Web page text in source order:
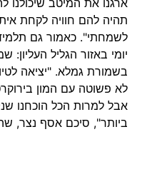
ארגנו את המיטב
תהיה להם חוויה לקחת
לשמחתי". כאמור גם
יומי באזור הגליל
בשמורת גמלא. "יציאה
לא פשוטה עם המון
אבל למרות הכל הוכחנו
ביותר", סיכם אסף נצר,